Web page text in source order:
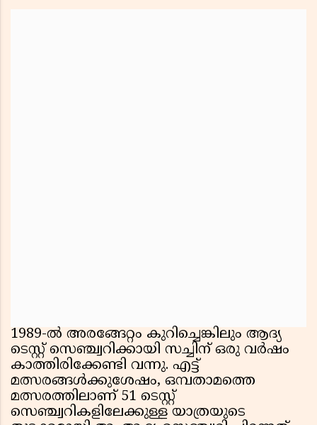
1989-ൽ അരങ്ങേറ്റം കുറിച്ചെങ്കിലും ആദ്യ
ടെസ്റ്റ് സെഞ്ച്വറിക്കായി സച്ചിന് ഒരു വർഷം
കാത്തിരിക്കേണ്ടി വന്നു. എട്ട്
മത്സരങ്ങൾക്കുശേഷം, ഒമ്പതാമത്തെ
മത്സരത്തിലാണ് 51 ടെസ്റ്റ്
സെഞ്ച്വറികളിലേക്കുള്ള യാത്രയുടെ